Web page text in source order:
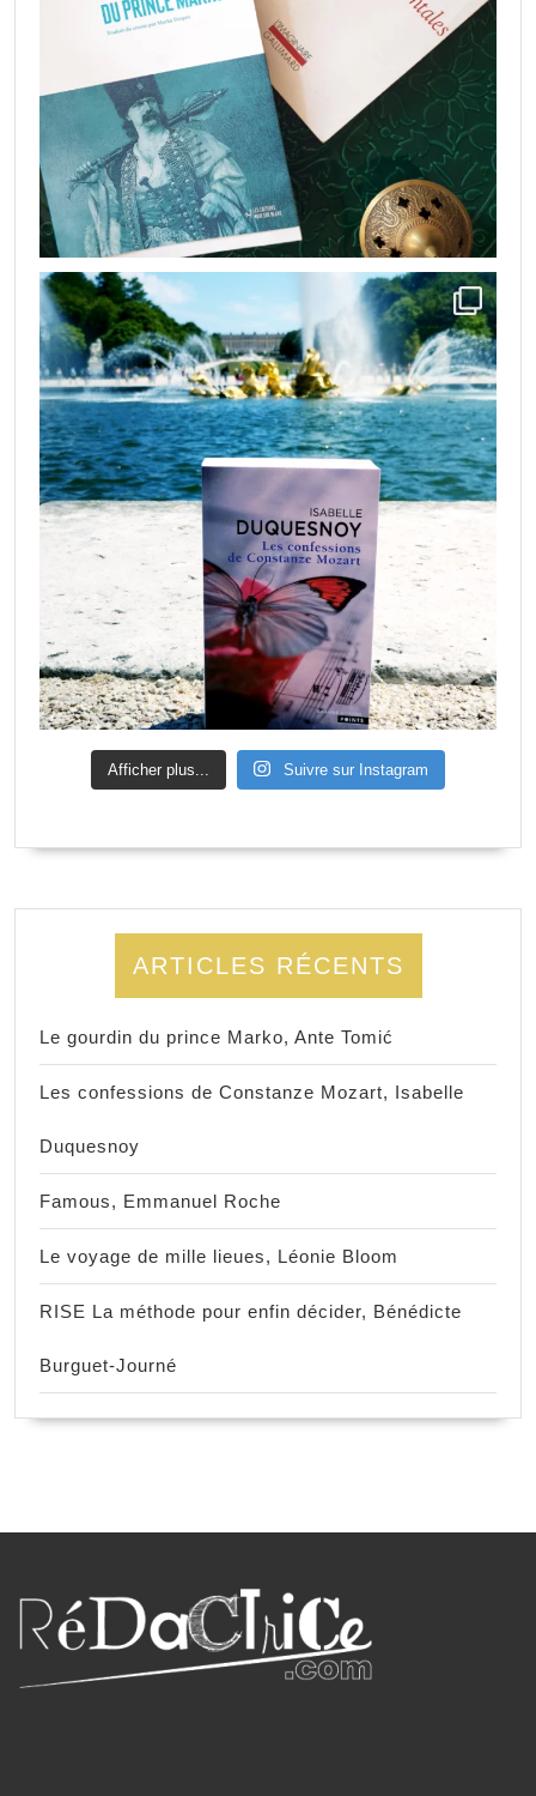
Afficher plus... Suivre sur Instagram
ARTICLES RÉCENTS
Le gourdin du prince Marko, Ante Tomić
Les confessions de Constanze Mozart, Isabelle
Duquesnoy
Famous, Emmanuel Roche
Le voyage de mille lieues, Léonie Bloom
RISE La méthode pour enfin décider, Bénédicte
Burguet-Journé